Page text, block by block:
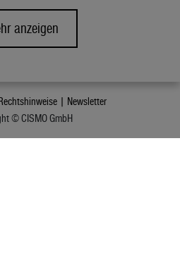
anzeigen
| Newsletter
© CISMO GmbH